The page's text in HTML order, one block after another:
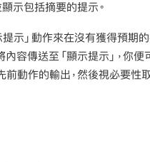
示包括摘要的提示。
提示」動作來在沒有獲得預期
內容傳送至「顯示提示」，你便
前動作的輸出，然後視必要性